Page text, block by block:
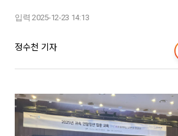
입력 2025-12-23 14:13
정수천 기자